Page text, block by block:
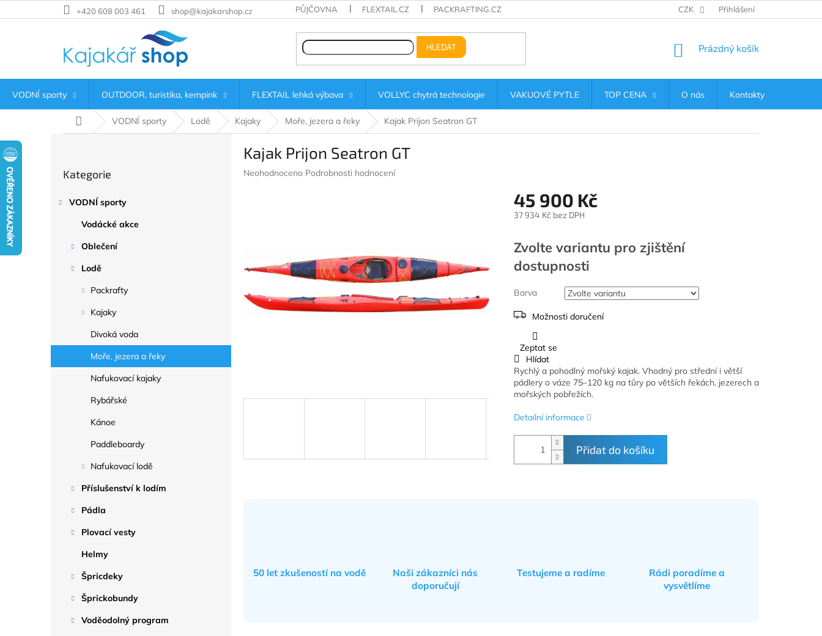
na
+420 608 003 461 shop@kajakarshop.cz PŮJČOVNA FLEXTAIL.CZ PACKRAFTING.CZ CZK Přihlášení
HLEDAT
NÁKUPNÍ
Prázdný košík
VODNÍ sporty OUTDOOR, turistika, kempink FLEXTAIL lehká výbava VOLLYC chytrá technologie VAKUOVÉ PYTLE TOP CENA O nás Kontakty
Domů VODNÍ sporty Lodě Kajaky Moře, jezera a řeky Kajak Prijon Seatron GT
kategorie
Kategorie
VODNÍ sporty
Vodácké akce
Oblečení
Lodě
Packrafty
Kajaky
Divoká voda
Moře, jezera a řeky
Nafukovací kajaky
Rybářské
Kánoe
Paddleboardy
Nafukovací lodě
Příslušenství k lodím
Pádla
Plovací vesty
Helmy
Špricdeky
Šprickobundy
Voděodolný program
Kajak Prijon Seatron GT
Průměrné
Neohodnoceno Podrobnosti hodnocení
45 900 Kč
37 934 Kč bez DPH
cena:
Zvolte variantu
Barva
Možnosti doručení
Přidat do košíku
Rychlý a pohodlný mořský kajak. Vhodný pro střední i větší
pádlery o váze 75–120 kg na tůry po větších řekách, jezerech a
mořských pobřežích.
Detailní informace
Zeptat se
Hlídat
50 let zkušeností na vodě
Naši zákazníci nás
doporučují
Testujeme a radíme
Rádi poradíme a
vysvětlíme